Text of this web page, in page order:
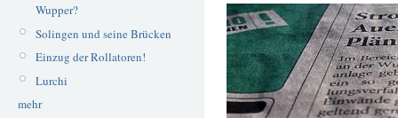
Wupper?
Solingen und seine Brücken
Einzug der Rollatoren!
Lurchi
mehr